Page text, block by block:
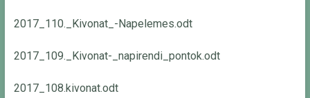
2017_110._Kivonat_-Napelemes.odt
2017_109._Kivonat-_napirendi_pontok.odt
2017_108.kivonat.odt